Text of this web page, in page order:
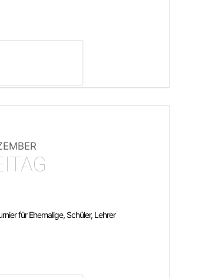
für Ehemalige, Schüler, Lehrer